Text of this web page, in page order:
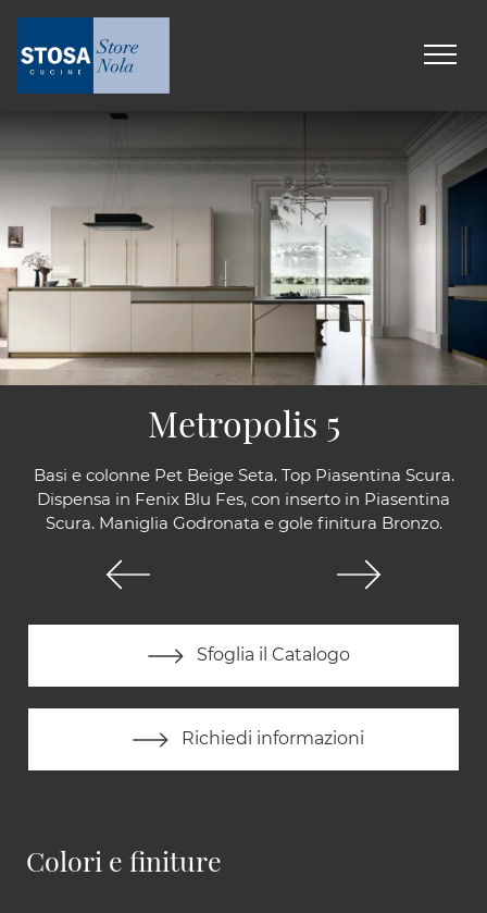
Basi e colonne Pet Beige Seta. Top Piasentina Scura.
Dispensa in Fenix Blu Fes, con inserto in Piasentina
Scura. Maniglia Godronata e gole finitura Bronzo.
Sfoglia il Catalogo
Richiedi informazioni
Metropolis 5
Colori e finiture